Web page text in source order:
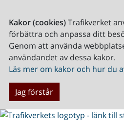
Kakor (cookies)Trafikverket
förbättra och anpassa ditt
Genom att använda
användandet av dessa kakor.
Läs mer om kakor och hur du
Jag förstår